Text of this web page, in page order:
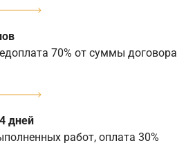
70% от суммы договора
дней
работ, оплата 30%